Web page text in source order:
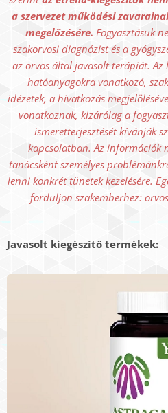
a szervezet működési
megelőzésére. Fogyasztásuk
szakorvosi diagnózist és a
az orvos által javasolt terápiát.
hatóanyagokra vonatkozó,
idézetek, a hivatkozás
vonatkoznak, kizárólag a
ismeretterjesztését kívánják
kapcsolatban. Az információk
tanácsként személyes
lenni konkrét tünetek kezelésére.
forduljon szakemberhez:
Javasolt kiegészítő termékek: